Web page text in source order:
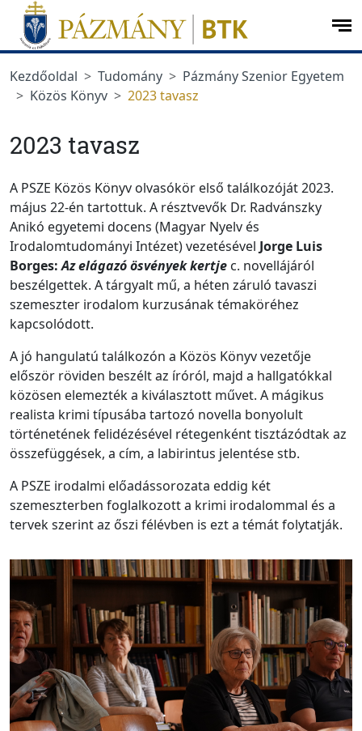
Ugrás a menüre
Ugrás a tartalomra
Kezdőoldal
Tudomány
Pázmány Szenior Egyetem
Közös Könyv
2023 tavasz
2023 tavasz
A PSZE Közös Könyv olvasókör első találkozóját 2023.
május 22-én tartottuk. A résztvevők Dr. Radvánszky
Anikó egyetemi docens (Magyar Nyelv és
Irodalomtudományi Intézet) vezetésével Jorge Luis
Borges:Az elágazó ösvények kertje c. novellájáról
beszélgettek. A tárgyalt mű, a héten záruló tavaszi
szemeszter irodalom kurzusának témaköréhez
kapcsolódott.
A jó hangulatú találkozón a Közös Könyv vezetője
először röviden beszélt az íróról, majd a hallgatókkal
közösen elemezték a kiválasztott művet. A mágikus
realista krimi típusába tartozó novella bonyolult
történetének felidézésével rétegenként tisztázódtak az
összefüggések, a cím, a labirintus jelentése stb.
A PSZE irodalmi előadássorozata eddig két
szemeszterben foglalkozott a krimi irodalommal és a
tervek szerint az őszi félévben is ezt a témát folytatják.